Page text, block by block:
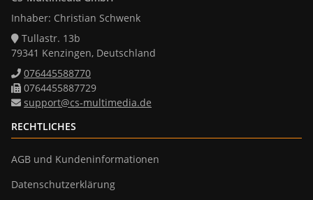
Inhaber: Christian Schwenk
Tullastr. 13b
79341 Kenzingen, Deutschland
076445588770
0764455887729
support@cs-multimedia.de
RECHTLICHES
AGB und Kundeninformationen
Datenschutzerklärung